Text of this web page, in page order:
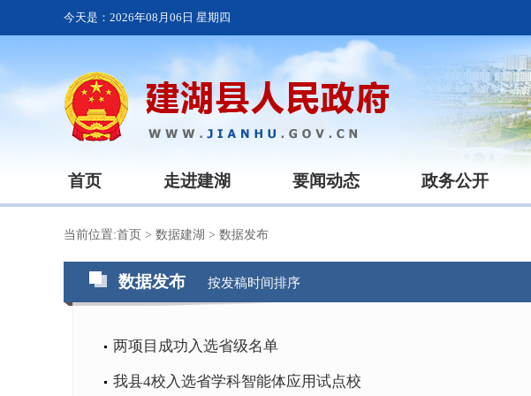
今天是： 2026年08月06日 星期四
首页 走进建湖 要闻动态 政务公开
当前位置:首页 > 数据建湖 > 数据发布
数据发布 按发稿时间排序
两项目成功入选省级名单
我县4校入选省学科智能体应用试点校